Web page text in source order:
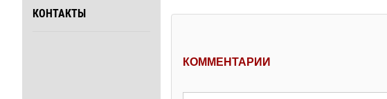
КОНТАКТЫ
КОММЕНТАРИИ